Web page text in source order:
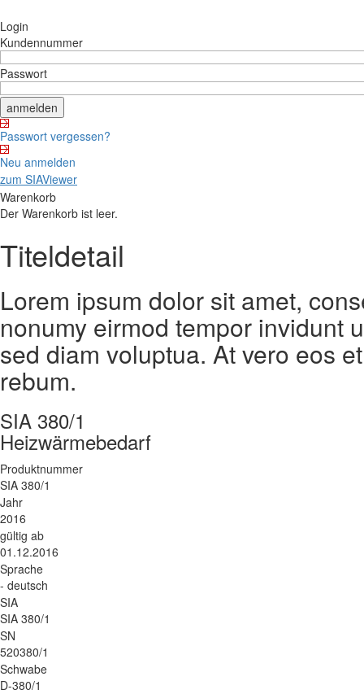
Login
Kundennummer
Passwort
Passwort vergessen?
Neu anmelden
zum SIAViewer
Warenkorb
Der Warenkorb ist leer.
Titeldetail
Lorem ipsum dolor sit amet,
nonumy eirmod tempor invidunt
sed diam voluptua. At vero eos
rebum.
SIA 380/1
Heizwärmebedarf
Produktnummer
SIA 380/1
Jahr
2016
gültig ab
01.12.2016
Sprache
- deutsch
SIA
SIA 380/1
SN
520380/1
Schwabe
D-380/1